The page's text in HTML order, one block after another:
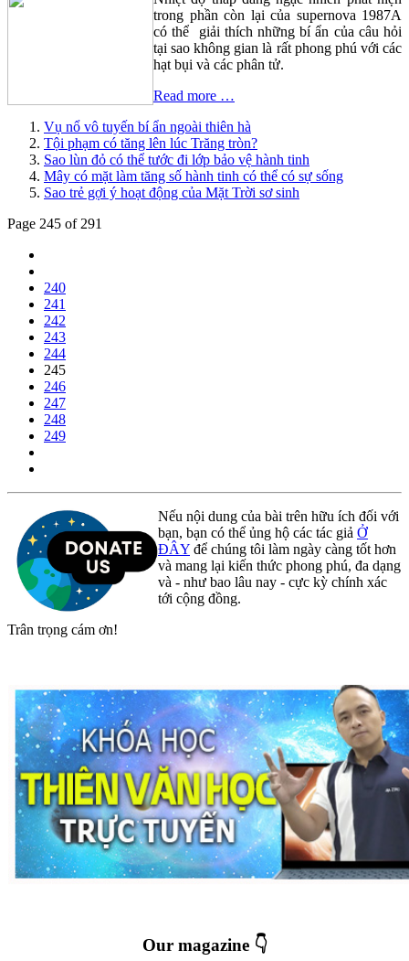
trong phần còn lại của supernova 1987A
có thể giải thích những bí ẩn của câu hỏi
tại sao không gian là rất phong phú với các
hạt bụi và các phân tử.
Read more …
Vụ nổ vô tuyến bí ẩn ngoài thiên hà
Tội phạm có tăng lên lúc Trăng tròn?
Sao lùn đỏ có thể tước đi lớp bảo vệ hành tinh
Mây có mặt làm tăng số hành tinh có thể có sự sống
Sao trẻ gợi ý hoạt động của Mặt Trời sơ sinh
Page 245 of 291
240
241
242
243
244
245
246
247
248
249
Nếu nội dung của bài trên hữu ích đối với
bạn, bạn có thể ủng hộ các tác giả Ở
ĐÂY để chúng tôi làm ngày càng tốt hơn
và mang lại kiến thức phong phú, đa dạng
và - như bao lâu nay - cực kỳ chính xác
tới cộng đồng.
Trân trọng cám ơn!
Our magazine 👇